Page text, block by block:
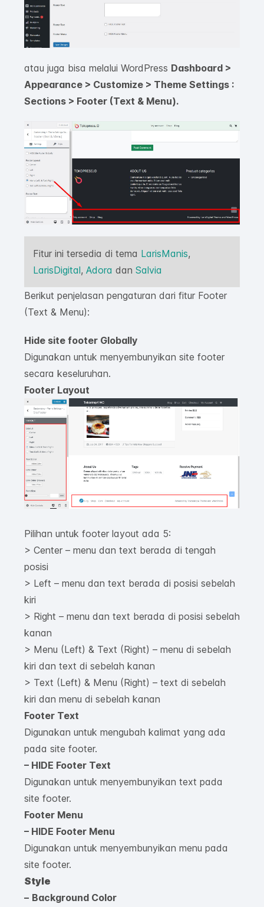
atau juga bisa melalui WordPress Dashboard >
Appearance > Customize > Theme Settings :
Sections > Footer (Text & Menu).
Fitur ini tersedia di tema LarisManis,
LarisDigital, Adora dan Salvia
Berikut penjelasan pengaturan dari fitur Footer
(Text & Menu):
Hide site footer Globally
Digunakan untuk menyembunyikan site footer
secara keseluruhan.
Footer Layout
Pilihan untuk footer layout ada 5:
> Center – menu dan text berada di tengah
posisi
> Left – menu dan text berada di posisi sebelah
kiri
> Right – menu dan text berada di posisi sebelah
kanan
> Menu (Left) & Text (Right) – menu di sebelah
kiri dan text di sebelah kanan
> Text (Left) & Menu (Right) – text di sebelah
kiri dan menu di sebelah kanan
Footer Text
Digunakan untuk mengubah kalimat yang ada
pada site footer.
– HIDE Footer Text
Digunakan untuk menyembunyikan text pada
site footer.
Footer Menu
– HIDE Footer Menu
Digunakan untuk menyembunyikan menu pada
site footer.
Style
– Background Color